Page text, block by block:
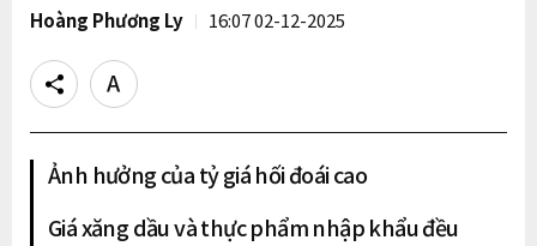
Hoàng Phương Ly 16:07 02-12-2025
Share
Text
size
Ảnh hưởng của tỷ giá hối đoái cao
Giá xăng dầu và thực phẩm nhập khẩu đều